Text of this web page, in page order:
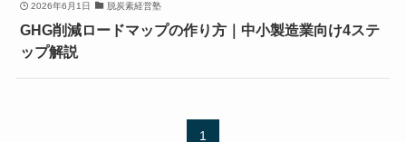
2026年6月1日 脱炭素経営塾
GHG削減ロードマップの作り方｜中小製造業向け4ステ
ップ解説
1